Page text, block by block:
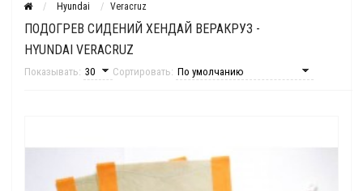
Hyundai Veracruz
ПОДОГРЕВ СИДЕНИЙ ХЕНДАЙ ВЕРАКРУЗ -
HYUNDAI VERACRUZ
Показывать: Сортировать: